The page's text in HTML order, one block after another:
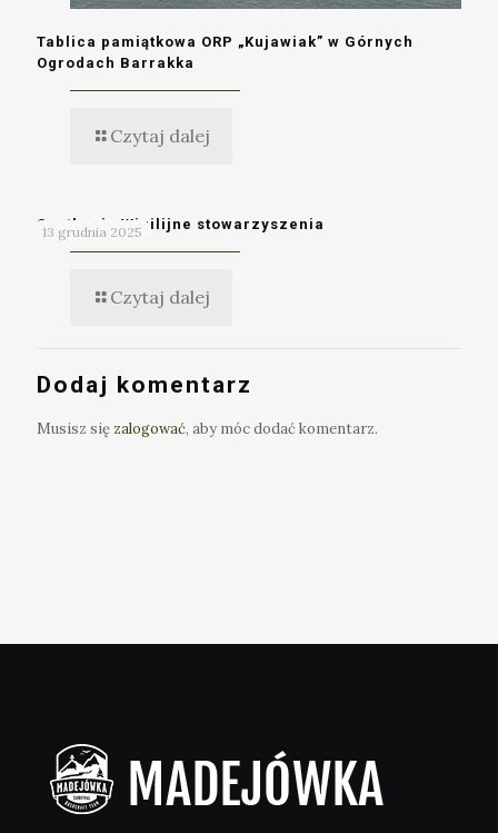
Tablica pamiątkowa ORP „Kujawiak” w Górnych
Ogrodach Barrakka
Czytaj dalej
13 grudnia 2025
Spotkanie Wigilijne stowarzyszenia
Czytaj dalej
Dodaj komentarz
Musisz się zalogować, aby móc dodać komentarz.